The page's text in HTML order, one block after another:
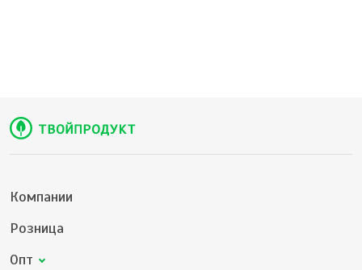
Компании
Розница
Опт